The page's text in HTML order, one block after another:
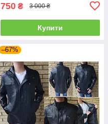
750 ₴ 3 000 ₴
Купити
–67%